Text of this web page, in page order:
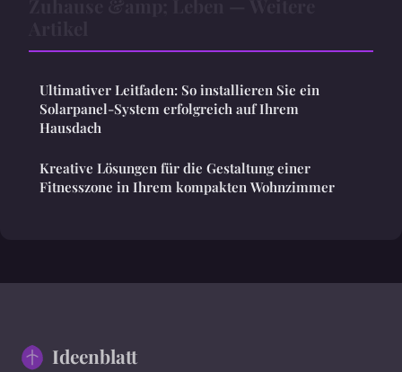
Ultimativer Leitfaden: So installieren Sie ein
Solarpanel-System erfolgreich auf Ihrem
Hausdach
Kreative Lösungen für die Gestaltung einer
Fitnesszone in Ihrem kompakten Wohnzimmer
Ideenblatt